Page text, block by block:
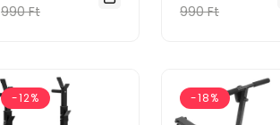
990 Ft
990 Ft
-12% -18%